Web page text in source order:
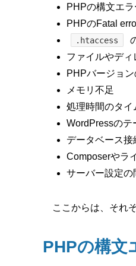
PHPの構文エラ
PHPのFatal
.htaccess
ファイルやディ
PHPバージョ
メモリ不足
処理時間のタイ
WordPressのテ
データベース接
Composerやラ
サーバー設定の
ここからは、それ
PHPの構文